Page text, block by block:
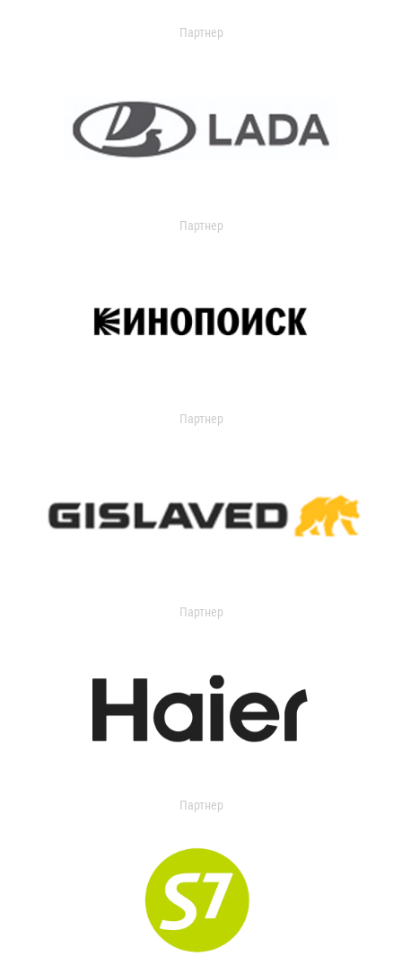
Партнер
Партнер
Партнер
Партнер
Партнер